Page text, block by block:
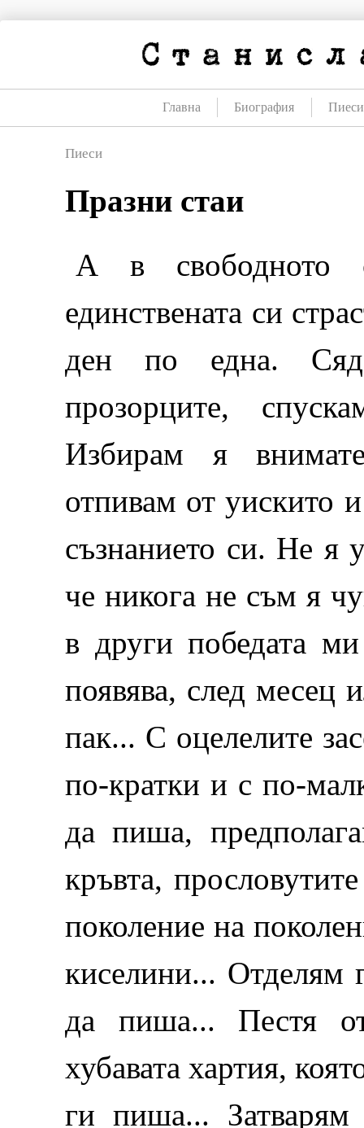
Главна Биография Пиеси
Пиеси
Празни стаи
А в свободното
единствената си
ден по една.
прозорците,
Избирам я
отпивам от уискито
съзнанието си. Не я
че никога не съм я
в други победата
появява, след месец
пак... С оцелелите
по-кратки и с по-
да пиша,
кръвта,
поколение на
киселини... Отделям
да пиша... Пестя
хубавата хартия,
ги пиша...